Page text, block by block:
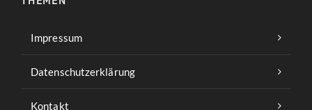
Impressum
Datenschutzerklärung
Kontakt